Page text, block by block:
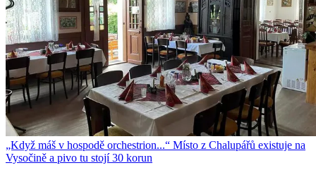
„Když máš v hospodě orchestrion...“ Místo z Chalupářů existuje na
Vysočině a pivo tu stojí 30 korun